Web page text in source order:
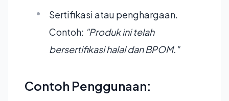
Sertifikasi atau penghargaan.
Contoh: "Produk ini telah
bersertifikasi halal dan BPOM."
Contoh Penggunaan: